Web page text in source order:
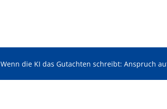
Wenn die KI das Gutachten schreibt: Anspruch